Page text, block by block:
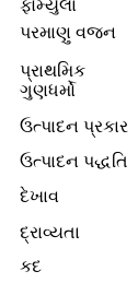
ફોર્મ્યુલા
પરમાણુ વજન
પ્રાથમિક
ગુણધર્મો
ઉત્પાદન પ્રકાર
ઉત્પાદન પદ્ધતિ
દેખાવ
દ્રાવ્યતા
કદ